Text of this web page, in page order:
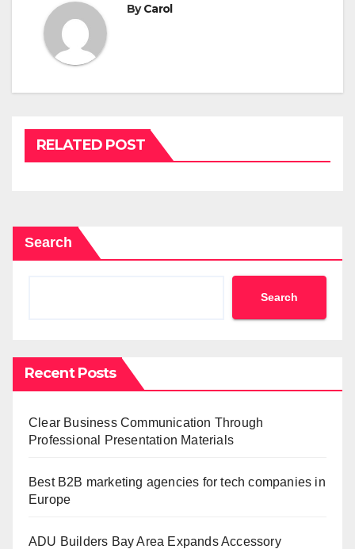
ByCarol
RELATED POST
Search
Search
Recent Posts
Clear Business Communication Through
Professional Presentation Materials
Best B2B marketing agencies for tech companies in
Europe
ADU Builders Bay Area Expands Accessory